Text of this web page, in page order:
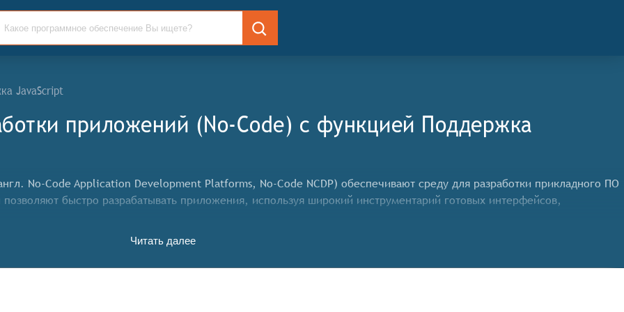
JavaScript
приложений (No-Code) c функцией Поддержка
No-Code Application Development Platforms, No-Code NCDP) обеспечивают среду для разработки прикладного ПО
быстро разрабатывать приложения, используя широкий инструментарий готовых интерфейсов,
конкретные функциональные критерии для систем. Чтобы претендовать на включение в категорию платформ
и нетехнических пользователей для создания приложений,
Читать далее